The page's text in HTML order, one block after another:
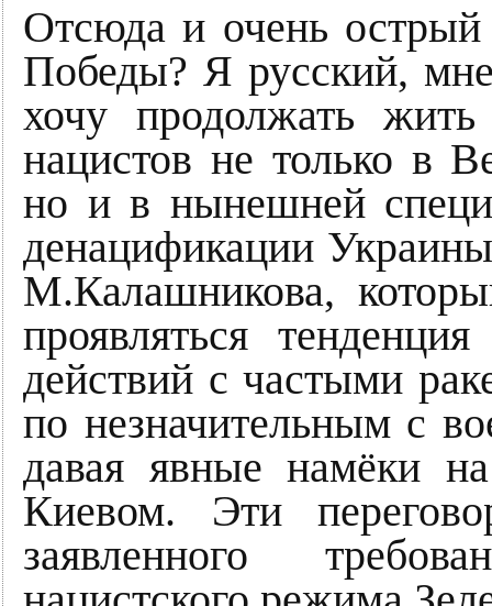
Отсюда и очень острый
Победы? Я русский,
хочу продолжать
нацистов не только в
но и в нынешней
денацификации
М.Калашникова,
проявляться
действий с частыми
по незначительным с
давая явные намёки
Киевом. Эти
заявленного